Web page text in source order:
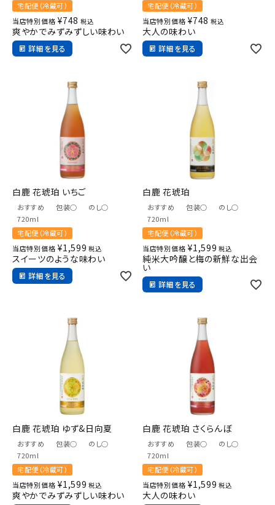
宅配便（冷蔵可）
当店特別価格 ¥748 税込
爽やかでみずみずしい味わい
詳細を見る
宅配便（冷蔵可）
当店特別価格 ¥748 税込
大人の味わい
詳細を見る
白鹿 花琥珀 いちご
おすすめ 包装○
のし○
720ml
宅配便（冷蔵可）
当店特別価格 ¥1,599 税込
スイーツのような味わい
詳細を見る
白鹿 花琥珀
おすすめ 包装○
のし○
720ml
宅配便（冷蔵可）
当店特別価格 ¥1,599 税込
純米大吟醸と梅の新鮮な出会
い
詳細を見る
白鹿 花琥珀 ゆず&日向夏
おすすめ 包装○
のし○
720ml
宅配便（冷蔵可）
当店特別価格 ¥1,599 税込
爽やかでみずみずしい味わい
白鹿 花琥珀 さくらんぼ
おすすめ 包装○
のし○
720ml
宅配便（冷蔵可）
当店特別価格 ¥1,599 税込
大人の味わい